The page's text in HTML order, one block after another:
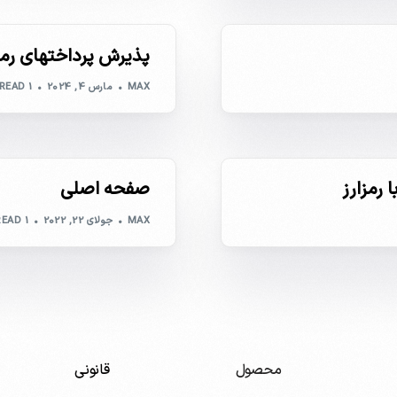
پذیرش پرداختهای
MAX مارس 4, 2024 1 MIN READ
صفحه اصلی
MAX جولای 22, 2022 1 MIN READ
محصول قانونی